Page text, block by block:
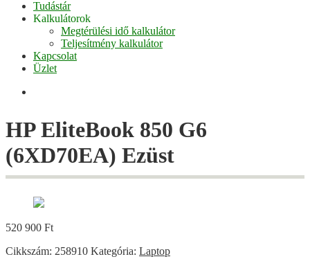
Tudástár
Kalkulátorok
Megtérülési idő kalkulátor
Teljesítmény kalkulátor
Kapcsolat
Üzlet
HP EliteBook 850 G6
(6XD70EA) Ezüst
520 900 Ft
Cikkszám: 258910 Kategória: Laptop